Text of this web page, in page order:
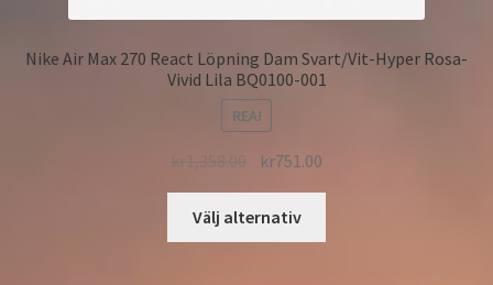
Nike Air Max 270 React Löpning Dam Svart/Vit-Hyper Rosa-
Vivid Lila BQ0100-001
REA!
kr1,358.00 kr751.00
Välj alternativ